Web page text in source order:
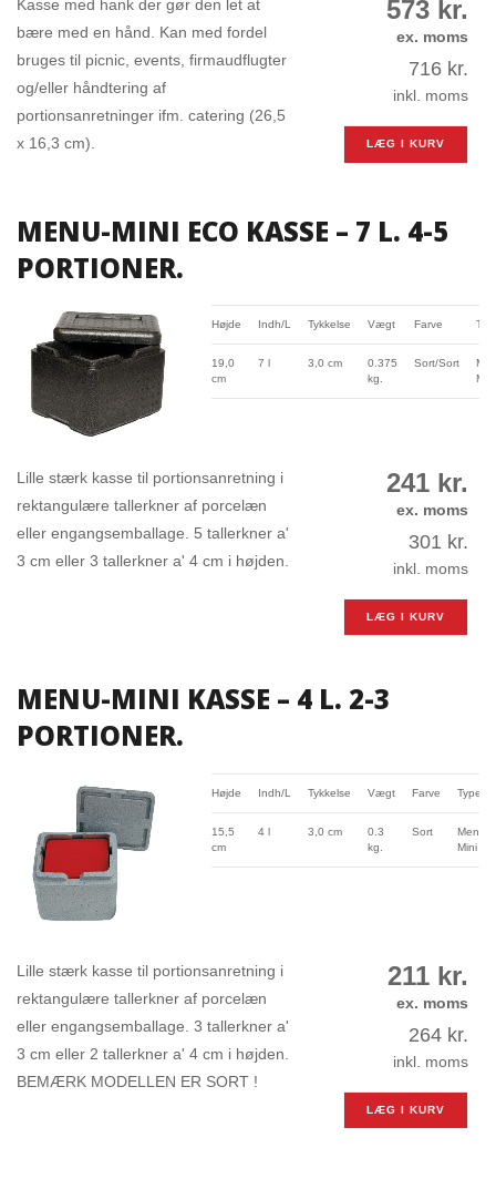
Kasse med hank der gør den let at
bære med en hånd. Kan med fordel
bruges til picnic, events, firmaudflugter
og/eller håndtering af
portionsanretninger ifm. catering (26,5
x 16,3 cm).
573 kr.
ex. moms
716 kr.
inkl. moms
LÆG I KURV
MENU-MINI ECO KASSE – 7 L. 4-5
PORTIONER.
Højde Indh/L Tykkelse Vægt Farve
19,0
cm
7 l 3,0 cm
0.375
kg.
Sort/Sort
Mini
Lille stærk kasse til portionsanretning i
rektangulære tallerkner af porcelæn
eller engangsemballage. 5 tallerkner a'
3 cm eller 3 tallerkner a' 4 cm i højden.
241 kr.
ex. moms
301 kr.
inkl. moms
LÆG I KURV
MENU-MINI KASSE – 4 L. 2-3
PORTIONER.
Højde Indh/L Tykkelse Vægt Farve Type
15,5
cm
4 l 3,0 cm
0.3
kg.
Sort
Menu-
Mini
Lille stærk kasse til portionsanretning i
rektangulære tallerkner af porcelæn
eller engangsemballage. 3 tallerkner a'
3 cm eller 2 tallerkner a' 4 cm i højden.
BEMÆRK MODELLEN ER SORT !
211 kr.
ex. moms
264 kr.
inkl. moms
LÆG I KURV